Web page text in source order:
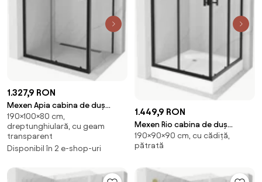
1.327,9 RON
Mexen Apia cabina de duș
culisantă 100 x 80 cm,
transparentă, neagră - 840-
100-080-70-00
190×100×80 cm,
dreptunghiulară, cu geam
transparent
Disponibil în 2 e-shop-uri
1.449,9 RON
Mexen Rio cabina de duș
pătrată 90 x 90 cm,
transparentă, neagră + cadă
70-00-4510
190×90×90 cm, cu cădiță,
pătrată